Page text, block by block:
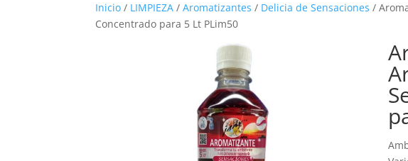
Inicio / LIMPIEZA /Aromatizantes / Delicia de Sensaciones /
Concentrado para 5 Lt PLim50